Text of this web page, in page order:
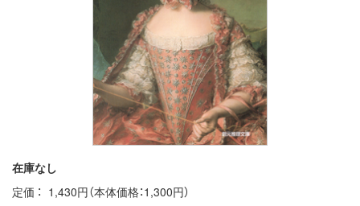
在庫なし
定価
1,430円（本体価格：1,300円）